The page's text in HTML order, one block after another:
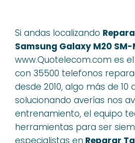
Si andas localizando
Samsung Galaxy M20 SM-
www.Quotelecom.com es
con 35500 telefonos
desde 2010, algo más de 10
solucionando averías nos
entrenamiento, el equipo
herramientas para ser